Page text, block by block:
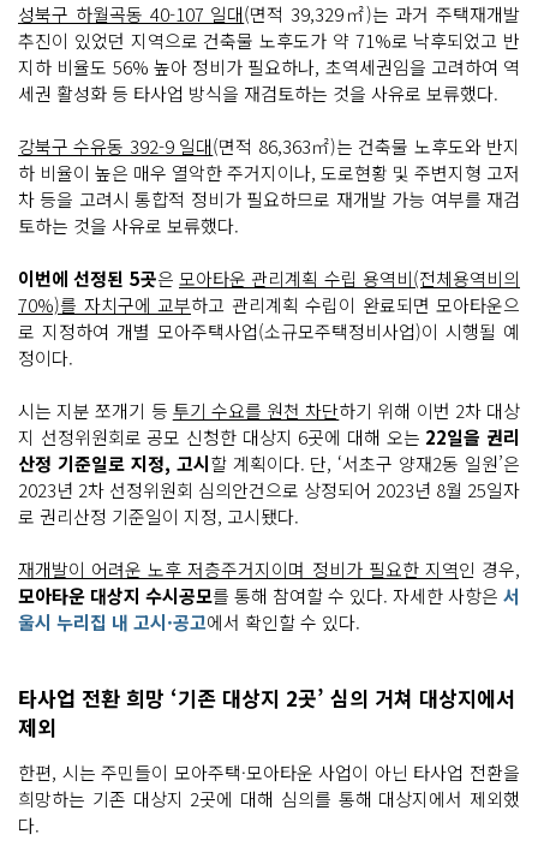
성북구 하월곡동 40-107 일대(면적 39,329㎡)는 과거 주택재개발
추진이 있었던 지역으로 건축물 노후도가 약 71%로 낙후되었고 반
지하 비율도 56% 높아 정비가 필요하나, 초역세권임을 고려하여 역
세권 활성화 등 타사업 방식을 재검토하는 것을 사유로 보류했다.
강북구 수유동 392-9 일대(면적 86,363㎡)는 건축물 노후도와 반지
하 비율이 높은 매우 열악한 주거지이나, 도로현황 및 주변지형 고저
차 등을 고려시 통합적 정비가 필요하므로 재개발 가능 여부를 재검
토하는 것을 사유로 보류했다.
이번에 선정된 5곳은모아타운 관리계획 수립 용역비(전체용역비의
70%)를 자치구에 교부하고 관리계획 수립이 완료되면 모아타운으
로 지정하여 개별 모아주택사업(소규모주택정비사업)이 시행될 예
정이다.
시는 지분 쪼개기 등 투기 수요를 원천 차단하기 위해 이번 2차 대상
지 선정위원회로 공모 신청한 대상지 6곳에 대해 오는 22일을 권리
산정 기준일로 지정, 고시할 계획이다. 단, ‘서초구 양재2동 일원’은
2023년 2차 선정위원회 심의안건으로 상정되어 2023년 8월 25일자
로 권리산정 기준일이 지정, 고시됐다.
재개발이 어려운 노후 저층주거지이며 정비가 필요한 지역인 경우,
모아타운 대상지 수시공모를 통해 참여할 수 있다. 자세한 사항은 서
울시 누리집 내 고시·공고에서 확인할 수 있다.
타사업 전환 희망 ‘기존 대상지 2곳’ 심의 거쳐 대상지에서
제외
한편, 시는 주민들이 모아주택·모아타운 사업이 아닌 타사업 전환을
희망하는 기존 대상지 2곳에 대해 심의를 통해 대상지에서 제외했
다.